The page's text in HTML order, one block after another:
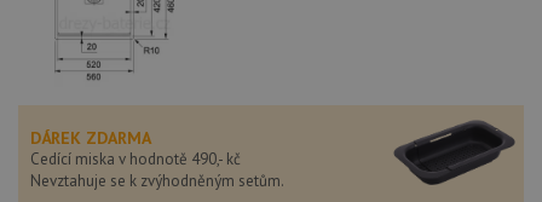
DÁREK ZDARMA
Cedící miska v hodnotě 490,- kč
Nevztahuje se k zvýhodněným setům.